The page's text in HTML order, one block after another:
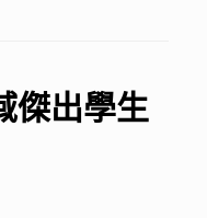
傑出學生